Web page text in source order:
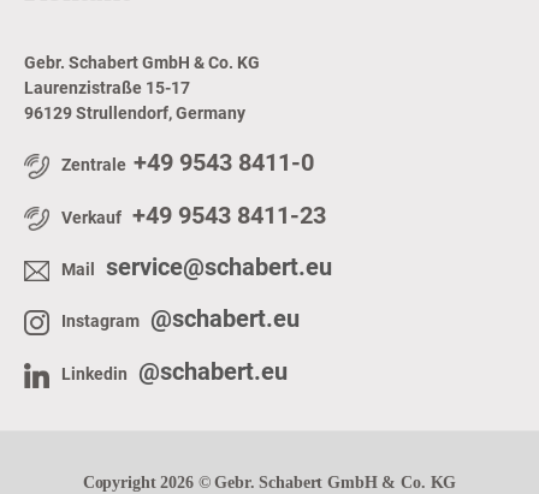
Gebr. Schabert GmbH & Co. KG
Laurenzistraße 15-17
96129 Strullendorf, Germany
Zentrale +49 9543 8411-0
Verkauf +49 9543 8411-23
Mail service@schabert.eu
Instagram @schabert.eu
Linkedin @schabert.eu
Copyright 2026 © Gebr. Schabert GmbH & Co. KG